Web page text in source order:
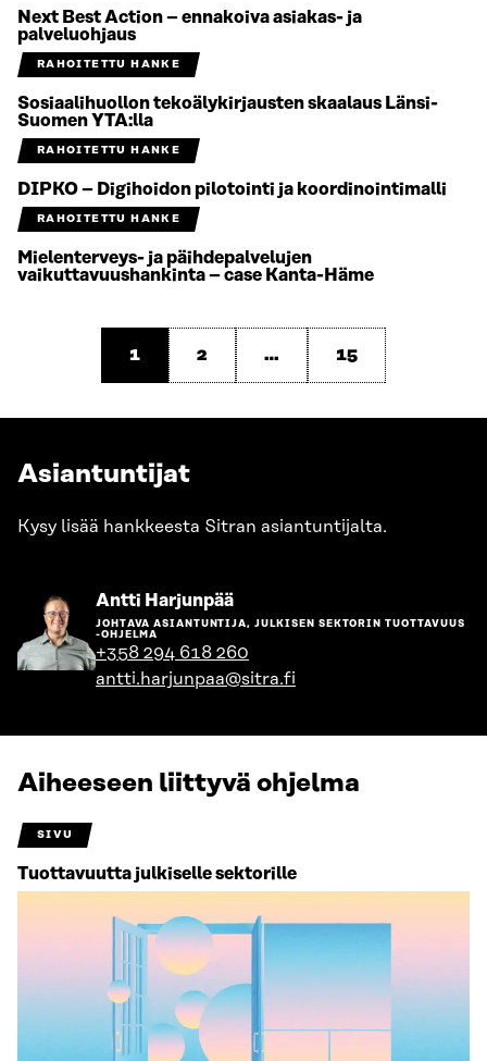
Next Best Action – ennakoiva asiakas- ja
palveluohjaus
RAHOITETTU HANKE
Sosiaalihuollon tekoälykirjausten skaalaus Länsi-
Suomen YTA:lla
RAHOITETTU HANKE
DIPKO – Digihoidon pilotointi ja koordinointimalli
RAHOITETTU HANKE
Mielenterveys- ja päihdepalvelujen
vaikuttavuushankinta – case Kanta-Häme
1 2 … 15
Asiantuntijat
Kysy lisää hankkeesta Sitran asiantuntijalta.
Antti HarjunpääSiirry
henkilön
sivulle
JOHTAVA ASIANTUNTIJA, JULKISEN SEKTORIN TUOTTAVUUS
-OHJELMA
+358 294 618 260
antti.harjunpaa@sitra.fi
Aiheeseen liittyvä ohjelma
SIVU
Tuottavuutta julkiselle sektorille